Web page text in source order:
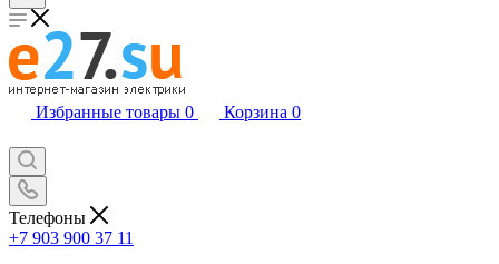
Избранные товары 0 Корзина 0
Телефоны
+7 903 900 37 11